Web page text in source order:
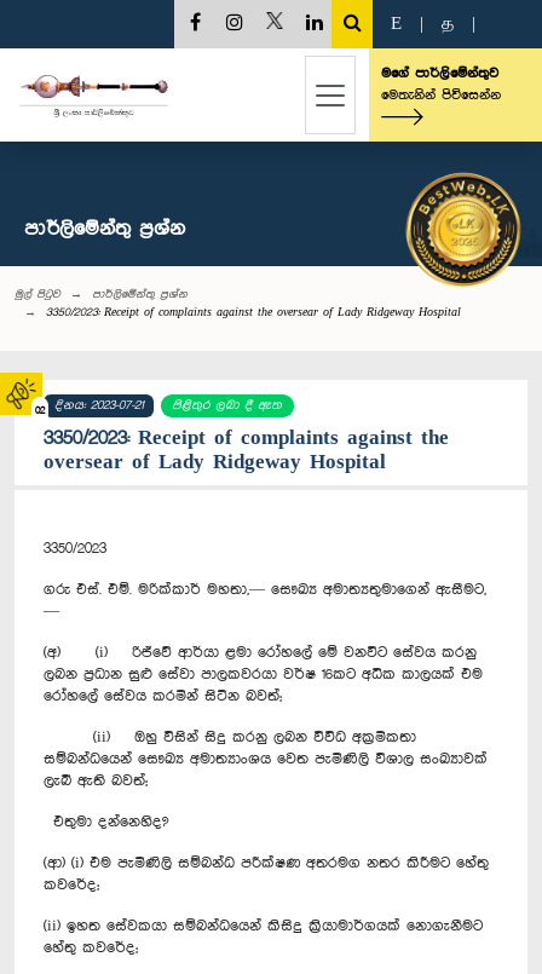
02
E த
මගේ පාර්ලිමේන්තුව
මෙතැනින් පිවිසෙන්න
පාර්ලි‌මේන්තු‌ ප්‍රශ්න
මුල් පිටුව
පාර්ලි‌මේන්තු‌ ප්‍රශ්න
3350/2023: Receipt of complaints against the oversear of Lady Ridgeway Hospital
දිනය: 2023-07-21 පිළිතුර ලබා දී ඇත
3350/2023: Receipt of complaints against the
oversear of Lady Ridgeway Hospital
3350/2023
ගරු එස්. එම්. මරික්කාර් මහතා,— සෞඛ්‍ය අමාත්‍යතුමාගෙන් ඇසීමට,
—
(අ) (i) රිජ්වේ ආර්යා ළමා රෝහලේ මේ වනවිට සේවය කරනු
ලබන ප්‍රධාන සුළු සේවා පාලකවරයා වර්ෂ 16කට අධික කාලයක් එම
රෝහලේ සේවය කරමින් සිටින බවත්;
(ii) ඔහු විසින් සිදු කරනු ලබන විවිධ අක්‍රමිකතා
සම්බන්ධයෙන් සෞඛ්‍ය අමාත්‍යාංශය වෙත පැමිණිලි විශාල සංඛ්‍යාවක්
ලැබී ඇති බවත්;
එතුමා දන්නෙහිද?
(ආ) (i) එම පැමිණිලි සම්බන්ධ පරීක්ෂණ අතරමග නතර කිරීමට හේතු
කවරේද;
(ii) ඉහත සේවකයා සම්බන්ධයෙන් කිසිදු ක්‍රියාමාර්ගයක් නොගැනීමට
හේතු කවරේද;